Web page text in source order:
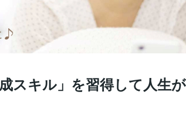
スキル」を習得して人生